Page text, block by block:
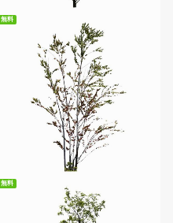
無料
無料ダウンロード
無料